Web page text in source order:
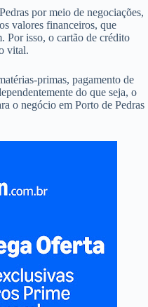
por meio de negociações,
valores financeiros, que
Por isso, o cartão de crédito
vital.
primas, pagamento de
do que seja, o
o negócio em Porto de Pedras